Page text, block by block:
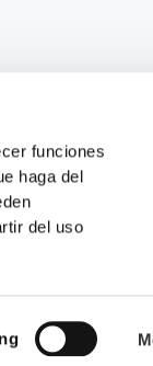
funciones
haga del
del uso